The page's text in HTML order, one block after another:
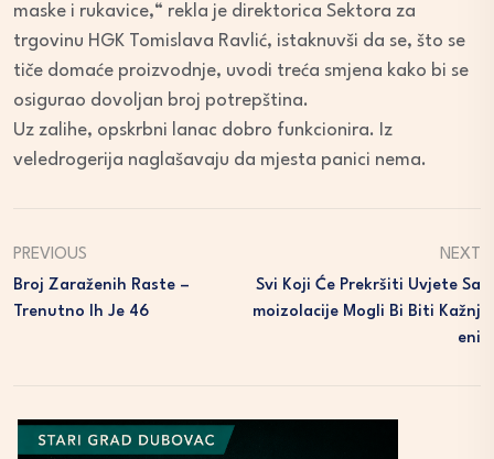
maske i rukavice,“ rekla je direktorica Sektora za
trgovinu HGK Tomislava Ravlić, istaknuvši da se, što se
tiče domaće proizvodnje, uvodi treća smjena kako bi se
osigurao dovoljan broj potrepština.
Uz zalihe, opskrbni lanac dobro funkcionira. Iz
veledrogerija naglašavaju da mjesta panici nema.
PREVIOUS
Broj Zaraženih Raste –
Trenutno Ih Je 46
NEXT
Svi Koji Će Prekršiti Uvjete Sa
Moizolacije Mogli Bi Biti Kažnj
Eni